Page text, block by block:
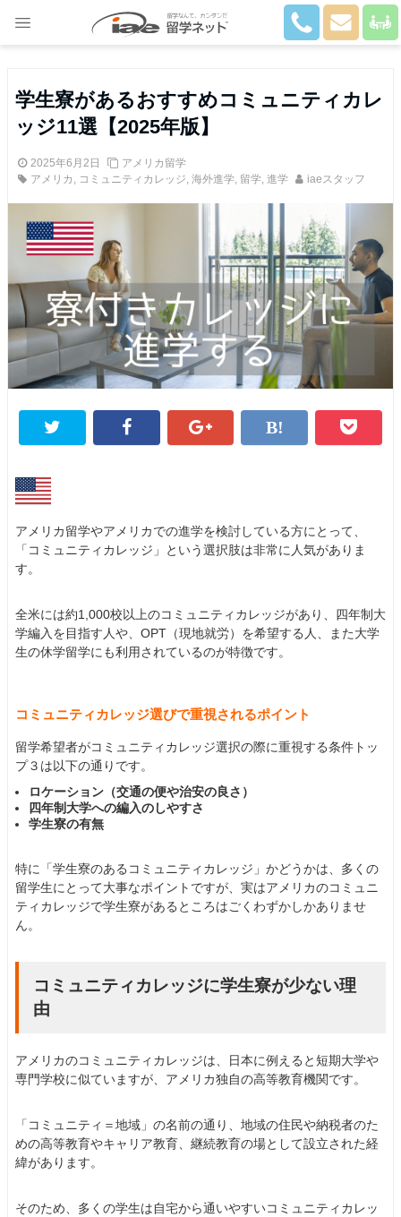
学生寮があるおすすめコミュニティカレ
ッジ11選【2025年版】
2025年6月2日
アメリカ留学
アメリカ , コミュニティカレッジ, 海外進学, 留学, 進学 iaeスタッフ
アメリカ留学やアメリカでの進学を検討している方にとって、
「コミュニティカレッジ」という選択肢は非常に人気がありま
す。
全米には約1,000校以上のコミュニティカレッジがあり、四年制大
学編入を目指す人や、OPT（現地就労）を希望する人、また大学
生の休学留学にも利用されているのが特徴です。
コミュニティカレッジ選びで重視されるポイント
留学希望者がコミュニティカレッジ選択の際に重視する条件トッ
プ３は以下の通りです。
ロケーション（交通の便や治安の良さ）
四年制大学への編入のしやすさ
学生寮の有無
特に「学生寮のあるコミュニティカレッジ」かどうかは、多くの
留学生にとって大事なポイントですが、実はアメリカのコミュニ
ティカレッジで学生寮があるところはごくわずかしかありませ
ん。
コミュニティカレッジに学生寮が少ない理
由
アメリカのコミュニティカレッジは、日本に例えると短期大学や
専門学校に似ていますが、アメリカ独自の高等教育機関です。
「コミュニティ＝地域」の名前の通り、地域の住民や納税者のた
めの高等教育やキャリア教育、継続教育の場として設立された経
緯があります。
そのため、多くの学生は自宅から通いやすいコミュニティカレッ